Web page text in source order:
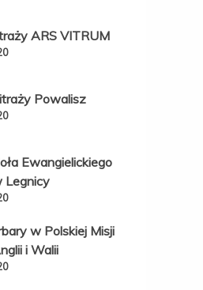
ARS VITRUM
Powalisz
Ewangielickiego
Legnicy
w Polskiej Misji
i Walii